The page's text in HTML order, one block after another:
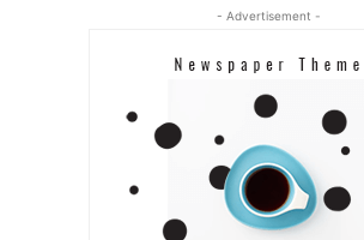
- Advertisement -